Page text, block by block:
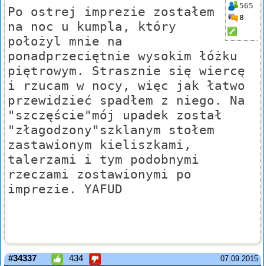
565
8
Po ostrej imprezie zostałem
na noc u kumpla, który
położyl mnie na
ponadprzeciętnie wysokim łóżku
piętrowym. Strasznie się wiercę
i rzucam w nocy, więc jak łatwo
przewidzieć spadłem z niego. Na
"szczęście"mój upadek został
"złagodzony"szklanym stołem
zastawionym kieliszkami,
talerzami i tym podobnymi
rzeczami zostawionymi po
imprezie. YAFUD
07.09.2015
#34337 434